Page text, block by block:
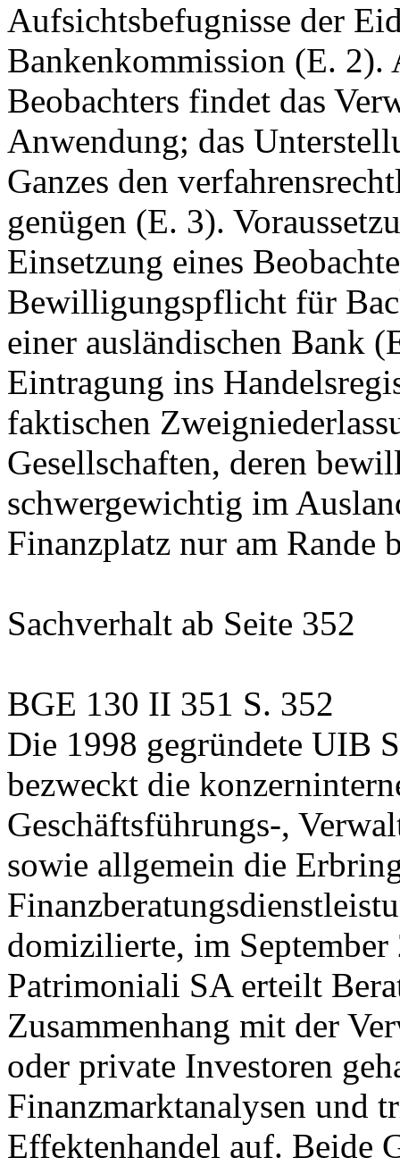
Aufsichtsbefugnisse der
Bankenkommission (E. 2).
Beobachters findet das
Anwendung; das
Ganzes den
genügen (E. 3).
Einsetzung eines
Bewilligungspflicht für
einer ausländischen Bank
Eintragung ins
faktischen
Gesellschaften, deren
schwergewichtig im
Finanzplatz nur am Rande
Sachverhalt ab Seite 352
BGE 130 II 351 S. 352
Die 1998 gegründete UIB
bezweckt die
Geschäftsführungs-,
sowie allgemein die
domizilierte, im
Patrimoniali SA erteilt
Zusammenhang mit der
oder private Investoren
Finanzmarktanalysen und
Effektenhandel auf. Beide